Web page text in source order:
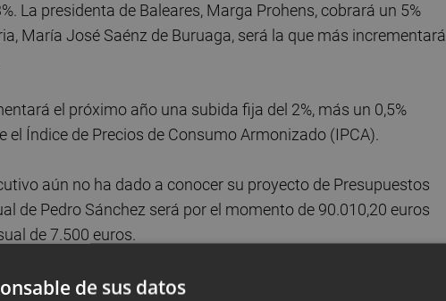
La presidenta de Baleares, Marga Prohens, cobrará un 5%
María José Saénz de Buruaga, será la que más incrementará
el próximo año una subida fija del 2%, más un 0,5%
Índice de Precios de Consumo Armonizado (IPCA).
aún no ha dado a conocer su proyecto de Presupuestos
de Pedro Sánchez será por el momento de 90.010,20 euros
de 7.500 euros.
de sus datos